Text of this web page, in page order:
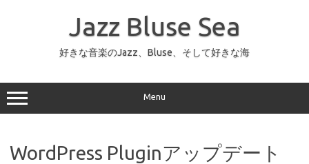
ッ
プ
Jazz Bluse Sea
好きな音楽のJazz、Bluse、そして好きな海
Menu
WordPress Pluginアップデート